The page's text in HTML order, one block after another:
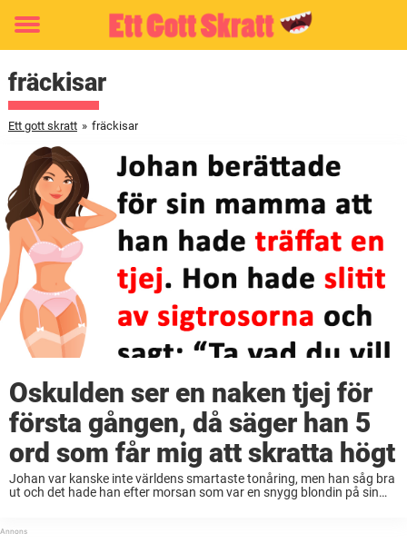
Toggle
fräckisar
Ett gott skratt » fräckisar
Oskulden ser en naken tjej för
första gången, då säger han 5
ord som får mig att skratta högt
Johan var kanske inte världens smartaste tonåring, men han såg bra
ut och det hade han efter morsan som var en snygg blondin på sin